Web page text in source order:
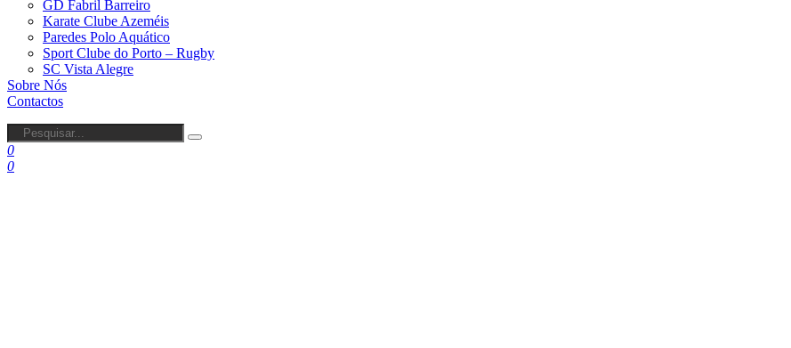
GD Fabril Barreiro
Karate Clube Azeméis
Paredes Polo Aquático
Sport Clube do Porto – Rugby
SC Vista Alegre
Sobre Nós
Contactos
0
0